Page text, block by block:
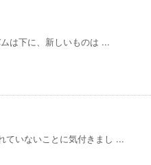
は下に、新しいものは ...
ていないことに気付きまし ...